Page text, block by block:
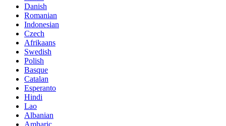
Danish
Romanian
Indonesian
Czech
Afrikaans
Swedish
Polish
Basque
Catalan
Esperanto
Hindi
Lao
Albanian
Amharic